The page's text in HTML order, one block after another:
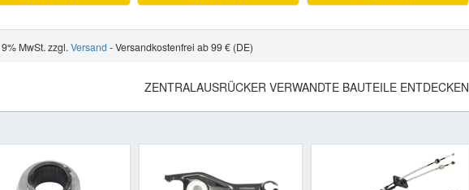
MwSt. zzgl. Versand - Versandkostenfrei ab 99 € (DE)
ZENTRALAUSRÜCKER VERWANDTE BAUTEILE ENTDECKEN